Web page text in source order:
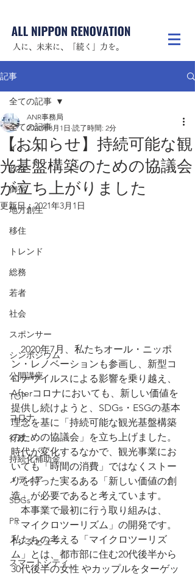
人に、未来に、「続く」力を。
記事
全ての記事
イベント
政治
御宿
地方創生
移住
トレンド
総務
若者
社会
スポンサー
シンポジウム
公開講座
TOP
コロナ
行政
持続化補助金
メディア
SDGs
PR
インタビュー
スマートシティ
全ての記事
【お知らせ】持続可能な観
光基盤構築のための協議会
が立ち上がりました
ANR事務局
2020年8月1日 読了時間: 2分
更新日：2021年3月1日
2020年7月、私たちオール・ニッポ
ン・レノベーションも参画し、新型コ
ロナウイルスによる影響を乗り越え、
Afterコロナにおいても、新しい価値を
提供し続けようと、SDGs・ESGの基本
理念を基に「持続可能な観光基盤構築
のための協議会」を立ち上げました。
時代が変化するなかで、観光事業にお
いても「時間の消費」ではなくストー
リを持った実るある「新しい価値の創
造」が必要であると考えています。
本事業で最初に行う取り組みは、
「マイクロツーリズム」の開発です。
私たちの考える「マイクロツーリズ
ム」とは、都市部に住む20代後半から
30代後半の女性 やカップルをターゲッ